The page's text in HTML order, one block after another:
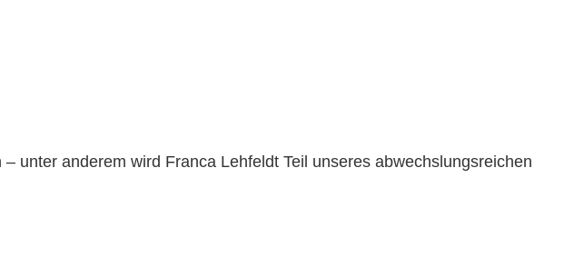
unter anderem wird Franca Lehfeldt Teil unseres abwechslungsreichen